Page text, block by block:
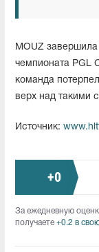
MOUZ
чемпионата PGL
команда
верх над такими
Источник:
+0
За ежедневную
получаете +0.2 в